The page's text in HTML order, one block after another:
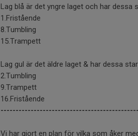
Lag blå är det yngre laget och har dessa
1.Fristående
8.Tumbling
15.Trampett
Lag gul är det äldre laget & har dessa
2.Tumbling
9.Trampett
16.Fristående
Vi har gjort en plan för vilka som åker